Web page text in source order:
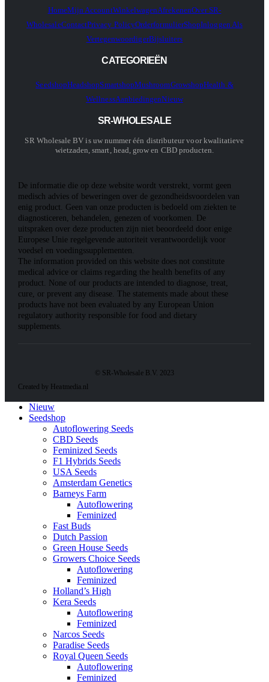
HomeMijn AccountWinkelwagenAfrekenenOver SR-
WholesaleContactPrivacy PolicyOrderformulierShopInloggen Als
VertegenwoordigerBijsluiters
CATEGORIEËN
SeedshopHeadshopSmartshopMushroomGrowshopHealth &
WellnessAanbiedingenNieuw
SR-WHOLESALE
SR Wholesale BV is uw nummer één distributeur voor kwalitatieve
wietzaden, smart, head, grow en CBD producten.
De informatie die op deze website wordt verstrekt, vormt geen
medisch advies of beweringen over de gezondheidsvoordelen van
enig product. Geen van onze producten is bedoeld om ziekten te
diagnosticeren, behandelen, genezen of voorkomen. De
uitspraken over deze producten zijn niet beoordeeld door enige
Europese Unie regelgevende autoriteit verantwoordelijk voor
voedsel en voedingssupplementen.
The information provided on this website does not constitute
medical advice or claims regarding the health benefits of any
product. None of our products are intended to diagnose, treat,
cure, or prevent any disease. The statements made about these
products have not been evaluated by any European Union
regulatory authority responsible for food and dietary
supplements.
© SR-Wholesale B.V. 2023
Created by Heatmedia.nl
Nieuw
Seedshop
Autoflowering Seeds
CBD Seeds
Feminized Seeds
F1 Hybrids Seeds
USA Seeds
Amsterdam Genetics
Barneys Farm
Autoflowering
Feminized
Fast Buds
Dutch Passion
Green House Seeds
Growers Choice Seeds
Autoflowering
Feminized
Holland’s High
Kera Seeds
Autoflowering
Feminized
Narcos Seeds
Paradise Seeds
Royal Queen Seeds
Autoflowering
Feminized